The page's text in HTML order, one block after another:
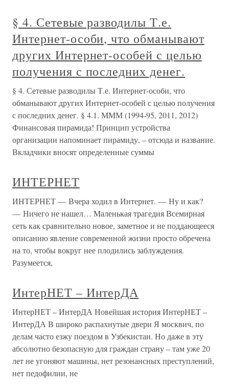
§ 4. Сетевые разводилы Т.е.
Интернет-особи, что обманывают
других Интернет-особей с целью
получения с последних денег.
§ 4. Сетевые разводилы Т.е. Интернет-особи, что
обманывают других Интернет-особей с целью получения
с последних денег. § 4.1. МММ (1994-95, 2011, 2012)
Финансовая пирамида! Принцип устройства
организации напоминает пирамиду, – отсюда и название.
Вкладчики вносят определенные суммы
ИНТЕРНЕТ
ИНТЕРНЕТ — Вчера ходил в Интернет. — Ну и как?
— Ничего не нашел… Маленькая трагедия Всемирная
сеть как сравнительно новое, заметное и не поддающееся
описанию явление современной жизни просто обречена
на то, чтобы вокруг нее плодились заблуждения.
Разумеется,
ИнтерНЕТ – ИнтерДА
ИнтерНЕТ – ИнтерДА Новейшая история ИнтерНЕТ –
ИнтерДА В широко распахнутые двери Я москвич, по
делам часто езжу поездом в Узбекистан. Но даже в эту
абсолютно безопасную для граждан страну – там уже 20
лет не угоняют машины, нет резонансных преступлений,
нет педофилии, не